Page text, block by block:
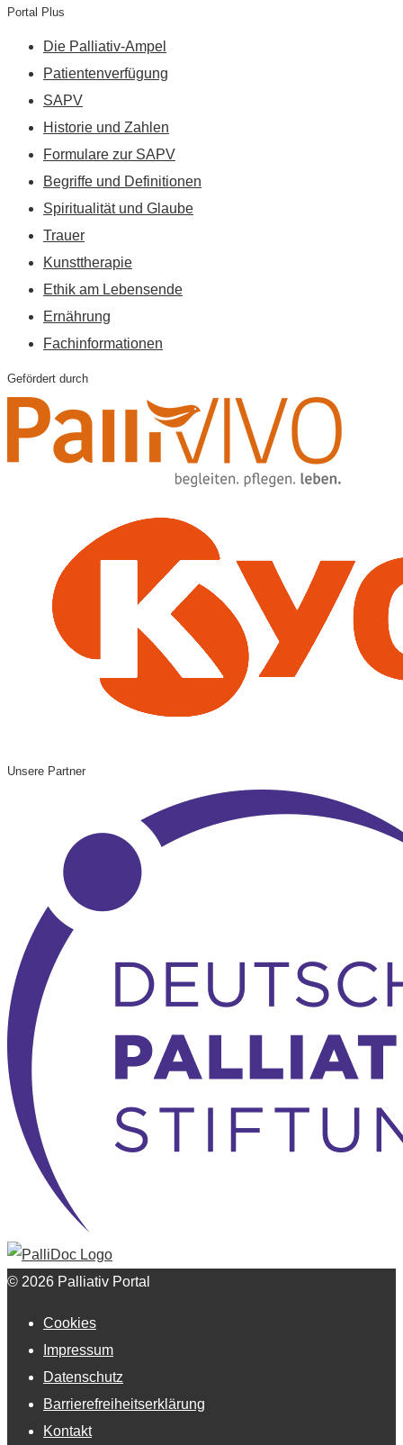
Portal Plus
Die Palliativ-Ampel
Patientenverfügung
SAPV
Historie und Zahlen
Formulare zur SAPV
Begriffe und Definitionen
Spiritualität und Glaube
Trauer
Kunsttherapie
Ethik am Lebensende
Ernährung
Fachinformationen
Gefördert durch
Unsere Partner
© 2026 Palliativ Portal
Cookies
Impressum
Datenschutz
Barrierefreiheitserklärung
Kontakt